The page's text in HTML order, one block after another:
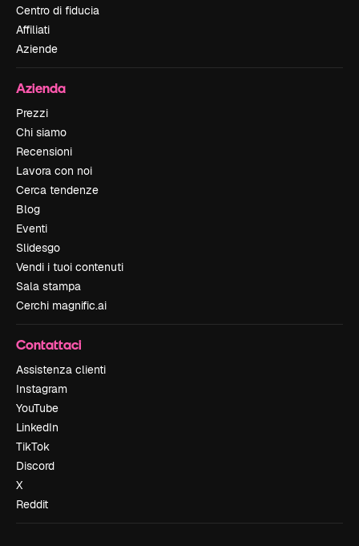
Centro di fiducia
Affiliati
Aziende
Azienda
Prezzi
Chi siamo
Recensioni
Lavora con noi
Cerca tendenze
Blog
Eventi
Slidesgo
Vendi i tuoi contenuti
Sala stampa
Cerchi magnific.ai
Contattaci
Assistenza clienti
Instagram
YouTube
LinkedIn
TikTok
Discord
X
Reddit